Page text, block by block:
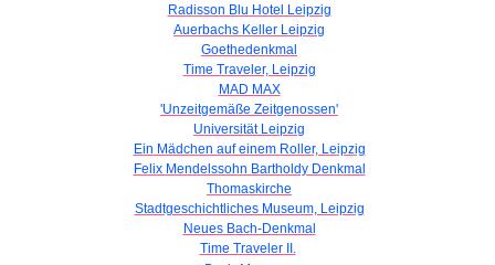
Radisson Blu Hotel Leipzig
Auerbachs Keller Leipzig
Goethedenkmal
Time Traveler, Leipzig
MAD MAX
'Unzeitgemäße Zeitgenossen'
Universität Leipzig
Ein Mädchen auf einem Roller, Leipzig
Felix Mendelssohn Bartholdy Denkmal
Thomaskirche
Stadtgeschichtliches Museum, Leipzig
Neues Bach-Denkmal
Time Traveler II.